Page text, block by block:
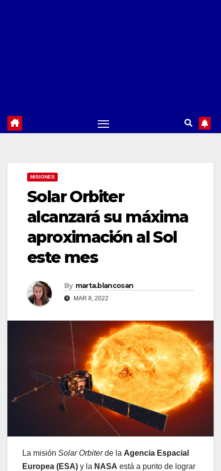
MISIONES
Solar Orbiter
alcanzará su máxima
aproximación al Sol
este mes
By marta.blancosan
MAR 8, 2022
La misión Solar Orbiterde la Agencia Espacial
Europea (ESA) y la NASA está a punto de lograr